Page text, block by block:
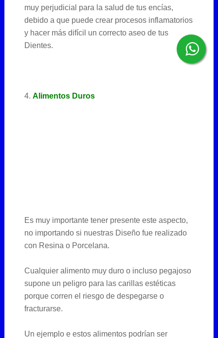
muy perjudicial para la salud de tus encías,
debido a que puede crear procesos inflamatorios
y hacer más difícil un correcto aseo de tus
Dientes.
4. Alimentos Duros
Es muy importante tener presente este aspecto,
no importando si nuestras Diseño fue realizado
con Resina o Porcelana.
Cualquier alimento muy duro o incluso pegajoso
supone un peligro para las carillas estéticas
porque corren el riesgo de despegarse o
fracturarse.
Un ejemplo e estos alimentos podrían ser